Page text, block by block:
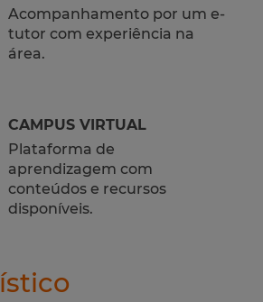
Acompanhamento por um e-
tutor com experiência na
área.
CAMPUS VIRTUAL
Plataforma de
aprendizagem com
conteúdos e recursos
disponíveis.